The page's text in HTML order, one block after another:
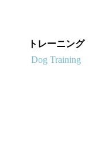
トレーニング